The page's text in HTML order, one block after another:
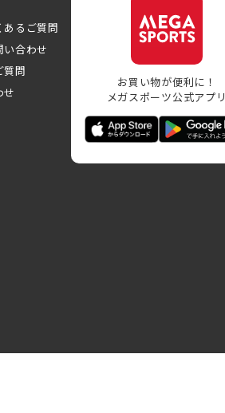
あるご質問
合わせ
質問
せ
お買い物が便利に！
メガスポーツ公式アプリ